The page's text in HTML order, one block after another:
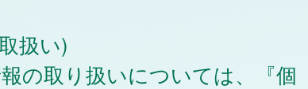
扱い)
の取り扱いについては、『個